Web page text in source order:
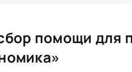
помощи